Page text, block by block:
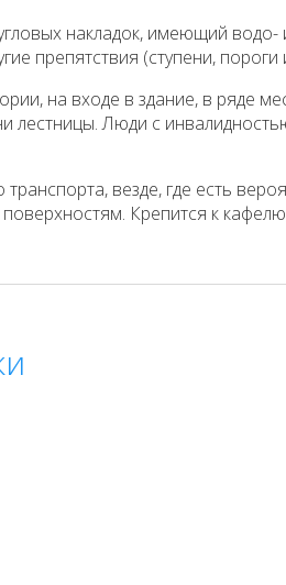
накладок, имеющий
препятствия (ступени, пороги
на входе в здание, в ряде
лестницы. Люди с
везде, где есть
Крепится к